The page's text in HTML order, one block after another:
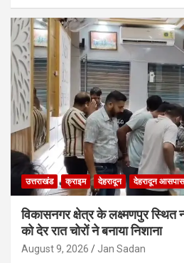
उत्तराखंड क्राइम देहरादून देहरादून आसपास
विकासनगर क्षेत्र के लक्ष्मणपुर स्थित
को देर रात चोरों ने बनाया निशाना
August 9, 2026 Jan Sadan